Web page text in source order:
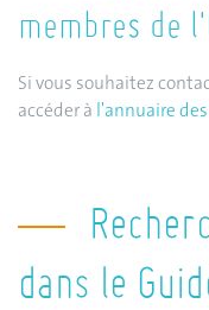
membres de
Si vous souhaitez
accéder à l'annuaire
dans le